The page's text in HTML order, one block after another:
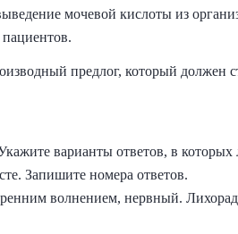
мочевой кислоты из
предлог, который должен
варианты ответов, в которых
Запишите номера ответов.
волнением, нервный.